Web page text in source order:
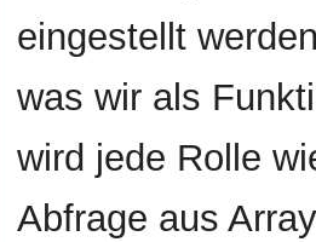
eingestellt
was wir als
wird jede Rolle
Abfrage aus Array